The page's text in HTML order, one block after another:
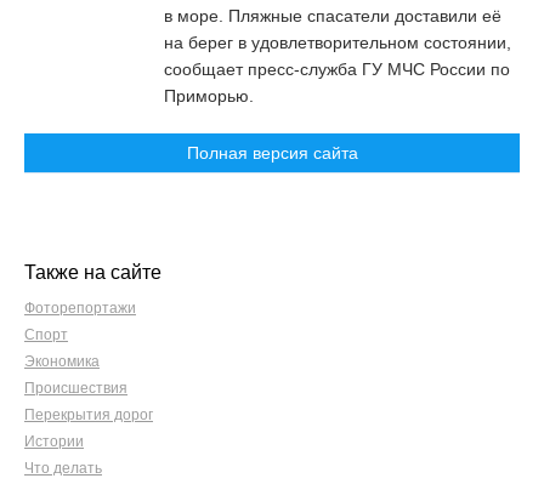
в море. Пляжные спасатели доставили её
на берег в удовлетворительном состоянии,
сообщает пресс-служба ГУ МЧС России по
Приморью.
Полная версия сайта
Также на сайте
Фоторепортажи
Спорт
Экономика
Происшествия
Перекрытия дорог
Истории
Что делать